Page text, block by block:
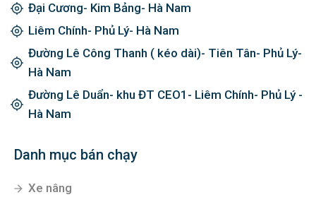
Đại Cương- Kim Bảng- Hà Nam
Liêm Chính- Phủ Lý- Hà Nam
Đường Lê Công Thanh ( kéo dài)- Tiên Tân- Phủ Lý-
Hà Nam
Đường Lê Duẩn- khu ĐT CEO1- Liêm Chính- Phủ Lý -
Hà Nam
Danh mục bán chạy
Xe nâng